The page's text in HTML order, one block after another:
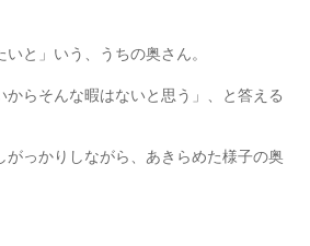
いと」いう、うちの奥さん。
からそんな暇はないと思う」、と答える
がっかりしながら、あきらめた様子の奥